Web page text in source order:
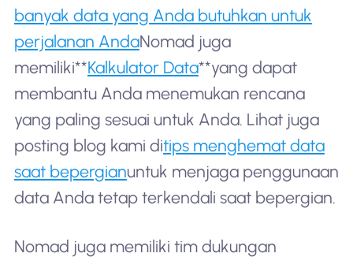
banyak data yang Anda butuhkan untuk
perjalanan AndaNomad juga
memiliki**Kalkulator Data**yang dapat
membantu Anda menemukan rencana
yang paling sesuai untuk Anda. Lihat juga
posting blog kami ditips menghemat data
saat bepergianuntuk menjaga penggunaan
data Anda tetap terkendali saat bepergian.
Nomad juga memiliki tim dukungan